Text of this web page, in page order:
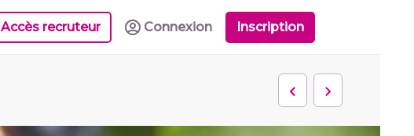
Accès recruteur Connexion Inscription